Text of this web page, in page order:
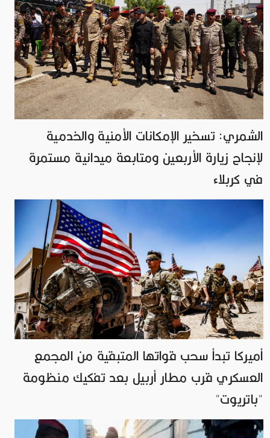
الشمري: تسخير الإمكانات الأمنية والخدمية
لإنجاح زيارة الأربعين ومتابعة ميدانية مستمرة
في كربلاء
أميركا تبدأ سحب قواتها المتبقية من المجمع
العسكري قرب مطار أربيل بعد تفكيك منظومة
"باتريوت"